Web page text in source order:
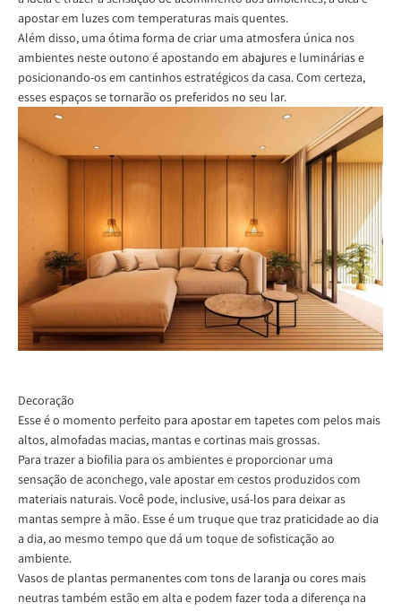
apostar em luzes com temperaturas mais quentes.
Além disso, uma ótima forma de criar uma atmosfera única nos
ambientes neste outono é apostando em abajures e luminárias e
posicionando-os em cantinhos estratégicos da casa. Com certeza,
esses espaços se tornarão os preferidos no seu lar.
Decoração
Esse é o momento perfeito para apostar em tapetes com pelos mais
altos, almofadas macias, mantas e cortinas mais grossas.
Para trazer a biofilia para os ambientes e proporcionar uma
sensação de aconchego, vale apostar em cestos produzidos com
materiais naturais. Você pode, inclusive, usá-los para deixar as
mantas sempre à mão. Esse é um truque que traz praticidade ao dia
a dia, ao mesmo tempo que dá um toque de sofisticação ao
ambiente.
Vasos de plantas permanentes com tons de laranja ou cores mais
neutras também estão em alta e podem fazer toda a diferença na